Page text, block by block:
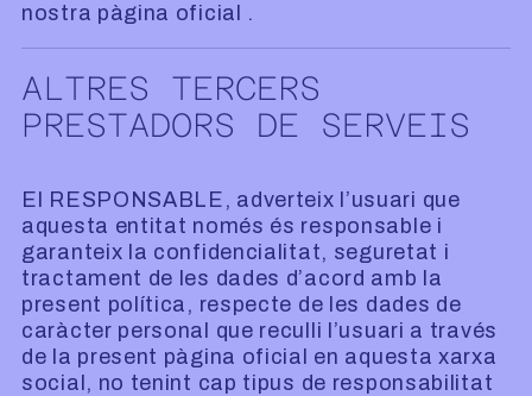
nostra pàgina oficial .
ALTRES TERCERS
PRESTADORS DE SERVEIS
El RESPONSABLE, adverteix l’usuari que
aquesta entitat només és responsable i
garanteix la confidencialitat, seguretat i
tractament de les dades d’acord amb la
present política, respecte de les dades de
caràcter personal que reculli l’usuari a través
de la present pàgina oficial en aquesta xarxa
social, no tenint cap tipus de responsabilitat